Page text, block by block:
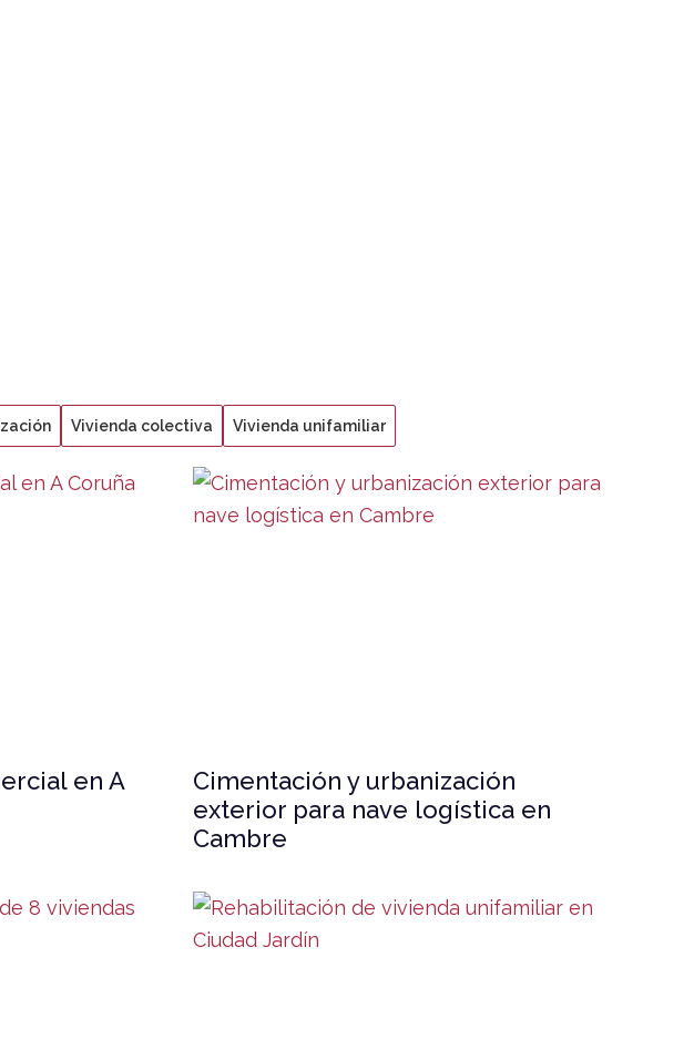
Vivienda colectiva Vivienda unifamiliar
en A
Cimentación y urbanización
exterior para nave logística en
Cambre